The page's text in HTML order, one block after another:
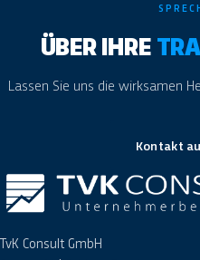
ÜBER IHRE
Lassen Sie uns die wirksamen
Kontakt
TvK Consult GmbH